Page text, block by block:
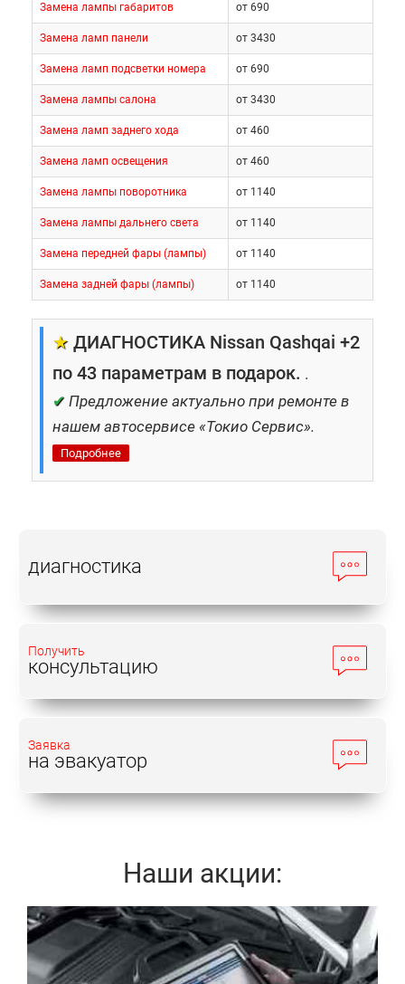
Замена лампы габаритов от 690
Замена ламп панели от 3430
Замена ламп подсветки номера от 690
Замена лампы салона от 3430
Замена ламп заднего хода от 460
Замена ламп освещения от 460
Замена лампы поворотника от 1140
Замена лампы дальнего света от 1140
Замена передней фары (лампы) от 1140
Замена задней фары (лампы) от 1140
★ ДИАГНОСТИКА Nissan Qashqai +2
по 43 параметрам в подарок. .
✔ Предложение актуально при ремонте в
нашем автосервисе «Токио Сервис».
Подробнее
диагностика
Получить
консультацию
Заявка
на эвакуатор
Наши акции:
Записаться